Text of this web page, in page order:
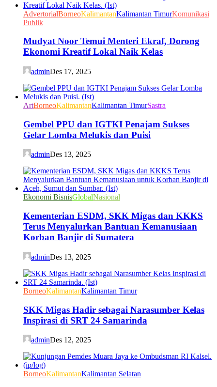
AdvertorialBorneoKalimantanKalimantan TimurKomunikasi
Publik
Mudyat Noor Temui Menteri Ekraf, Dorong
Ekonomi Kreatif Lokal Naik Kelas
adminDes 17, 2025
ArtBorneoKalimantanKalimantan TimurSastra
Gembel PPU dan IGTKI Penajam Sukses
Gelar Lomba Melukis dan Puisi
adminDes 13, 2025
Ekonomi BisnisGlobalNasional
Kementerian ESDM, SKK Migas dan KKKS
Terus Menyalurkan Bantuan Kemanusiaan
Korban Banjir di Sumatera
adminDes 13, 2025
BorneoKalimantanKalimantan Timur
SKK Migas Hadir sebagai Narasumber Kelas
Inspirasi di SRT 24 Samarinda
adminDes 12, 2025
BorneoKalimantanKalimantan Selatan